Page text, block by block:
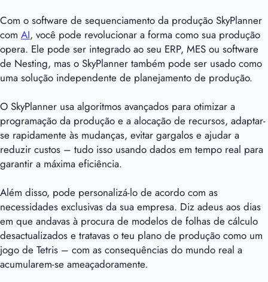
Com o software de sequenciamento da produção SkyPlanner
com AI, você pode revolucionar a forma como sua produção
opera. Ele pode ser integrado ao seu ERP, MES ou software
de Nesting, mas o SkyPlanner também pode ser usado como
uma solução independente de planejamento de produção.
O SkyPlanner usa algoritmos avançados para otimizar a
programação da produção e a alocação de recursos, adaptar-
se rapidamente às mudanças, evitar gargalos e ajudar a
reduzir custos – tudo isso usando dados em tempo real para
garantir a máxima eficiência.
Além disso, pode personalizá-lo de acordo com as
necessidades exclusivas da sua empresa. Diz adeus aos dias
em que andavas à procura de modelos de folhas de cálculo
desactualizados e tratavas o teu plano de produção como um
jogo de Tetris – com as consequências do mundo real a
acumularem-se ameaçadoramente.